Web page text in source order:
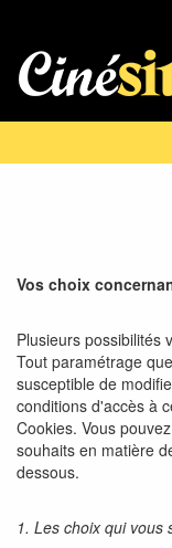
Vos choix
Plusieurs possibilités
Tout paramétrage
susceptible de
conditions d'accès à
Cookies. Vous
souhaits en matière
dessous.
1. Les choix qui vous